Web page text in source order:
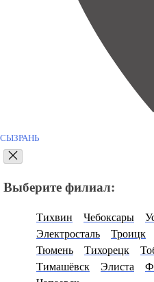
СЫЗРАНЬ
Выберите филиал:
Тихвин Чебоксары
Электросталь
Троицк
Тюмень
Тихорецк
Тимашёвск
Элиста